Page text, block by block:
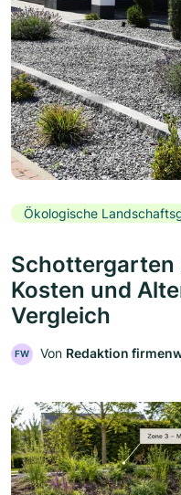
Ökologische
Schottergarten
Kosten und
Vergleich
FW Von Redaktion